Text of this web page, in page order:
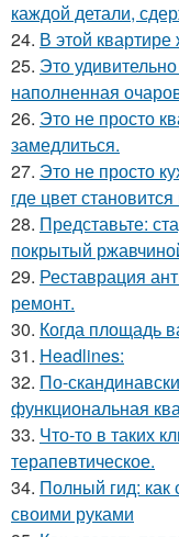
каждой детали,
24. В этой
25. Это
наполненная
26. Это не просто
замедлиться.
27. Это не просто
где цвет
28. Представьте:
покрытый
29. Реставрация
ремонт.
30. Когда площадь
31. Headlines:
32. По-
функциональная
33. Что-то в таких
терапевтическое.
34. Полный гид: как
своими руками